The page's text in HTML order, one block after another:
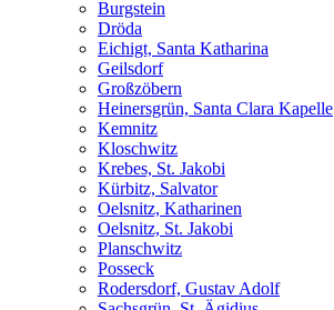
Burgstein
Dröda
Eichigt, Santa Katharina
Geilsdorf
Großzöbern
Heinersgrün, Santa Clara Kapelle
Kemnitz
Kloschwitz
Krebes, St. Jakobi
Kürbitz, Salvator
Oelsnitz, Katharinen
Oelsnitz, St. Jakobi
Planschwitz
Posseck
Rodersdorf, Gustav Adolf